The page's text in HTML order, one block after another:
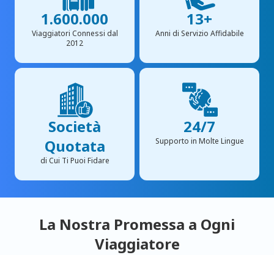
1.600.000
Viaggiatori Connessi dal
2012
13+
Anni di Servizio Affidabile
Società
Quotata
di Cui Ti Puoi Fidare
24/7
Supporto in Molte Lingue
La Nostra Promessa a Ogni
Viaggiatore